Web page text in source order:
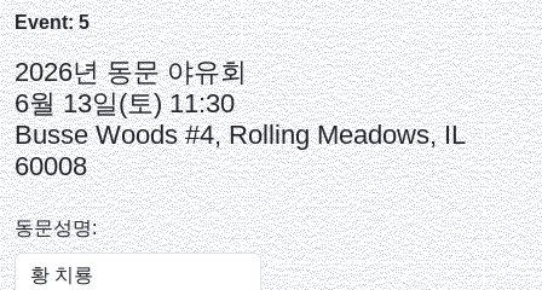
Event: 5
2026년 동문 야유회
6월 13일(토) 11:30
Busse Woods #4, Rolling Meadows, IL
60008
동문성명: